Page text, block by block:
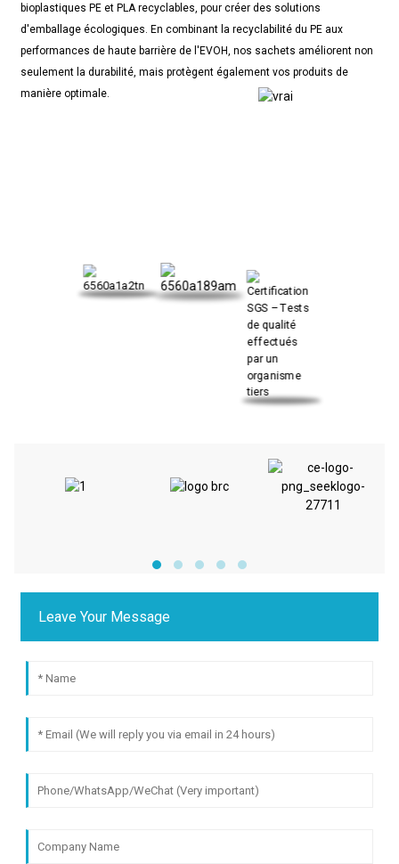
bioplastiques PE et PLA recyclables, pour créer des solutions
d'emballage écologiques. En combinant la recyclabilité du PE aux
performances de haute barrière de l'EVOH, nos sachets améliorent non
seulement la durabilité, mais protègent également vos produits de
manière optimale.
Leave Your Message